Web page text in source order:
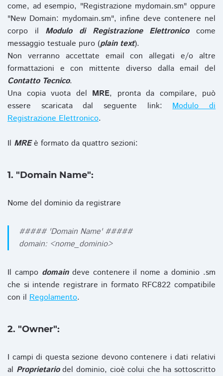
come, ad esempio, "Registrazione mydomain.sm" oppure
"New Domain: mydomain.sm", infine deve contenere nel
corpo il Modulo di Registrazione Elettronicocome
messaggio testuale puro (plain text).
Non verranno accettate email con allegati e/o altre
formattazioni e con mittente diverso dalla email del
Contatto Tecnico.
Una copia vuota del MRE, pronta da compilare, può
essere scaricata dal seguente link:Modulo di
Registrazione Elettronico.
Il MREè formato da quattro sezioni:
1. "Domain Name":
Nome del dominio da registrare
##### 'Domain Name' #####
domain: <nome_dominio>
Il campo domaindeve contenere il nome a dominio .sm
che si intende registrare in formato RFC822 compatibile
con il Regolamento.
2. "Owner":
I campi di questa sezione devono contenere i dati relativi
al Proprietariodel dominio, cioè colui che ha sottoscritto